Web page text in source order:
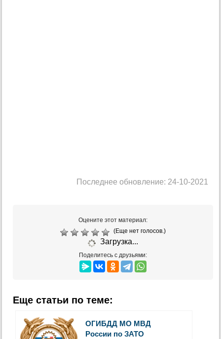
Последнее обновление: 24-10-2021
Оцените этот материал:
(Еще нет голосов.)
Загрузка...
Поделитесь с друзьями:
Еще статьи по теме:
ОГИБДД МО МВД
России по ЗАТО